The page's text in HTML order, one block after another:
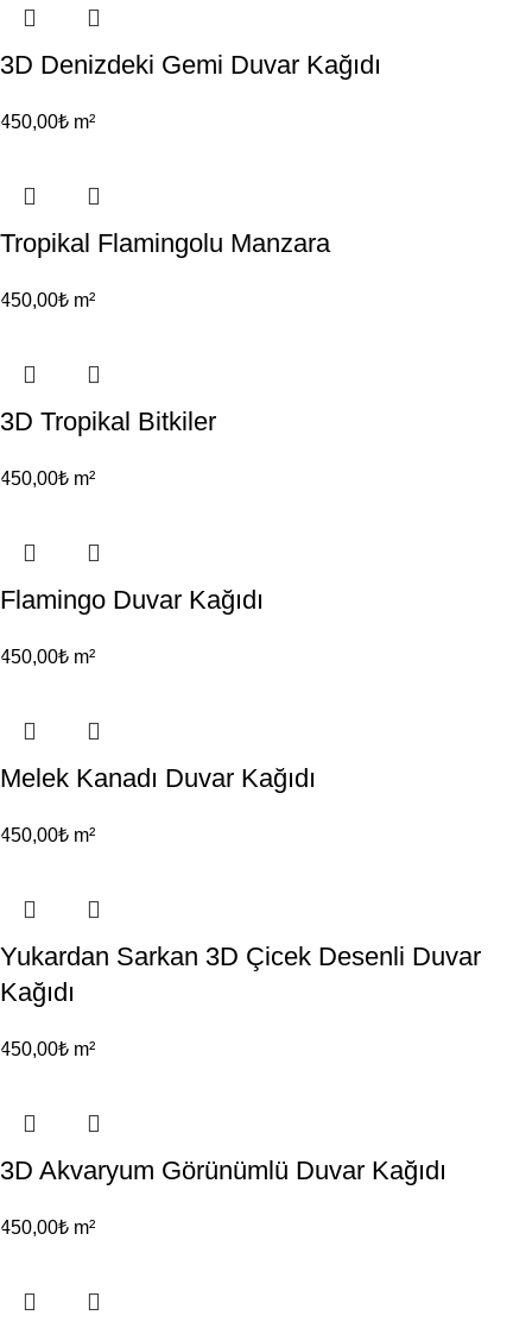
3D Denizdeki Gemi Duvar Kağıdı
450,00₺ m²
Tropikal Flamingolu Manzara
450,00₺ m²
3D Tropikal Bitkiler
450,00₺ m²
Flamingo Duvar Kağıdı
450,00₺ m²
Melek Kanadı Duvar Kağıdı
450,00₺ m²
Yukardan Sarkan 3D Çicek Desenli Duvar
Kağıdı
450,00₺ m²
3D Akvaryum Görünümlü Duvar Kağıdı
450,00₺ m²